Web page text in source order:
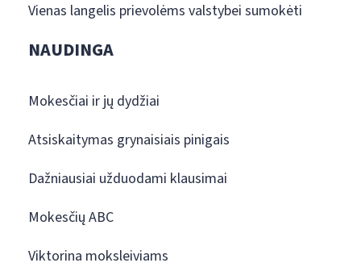
Vienas langelis prievolėms valstybei sumokėti
NAUDINGA
Mokesčiai ir jų dydžiai
Atsiskaitymas grynaisiais pinigais
Dažniausiai užduodami klausimai
Mokesčių ABC
Viktorina moksleiviams